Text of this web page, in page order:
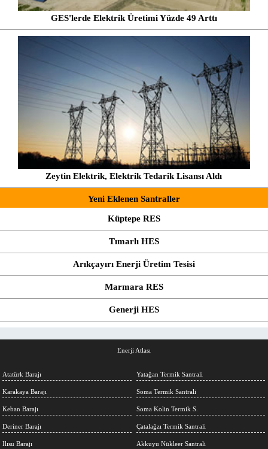
GES'lerde Elektrik Üretimi Yüzde 49 Arttı
Zeytin Elektrik, Elektrik Tedarik Lisansı Aldı
Yeni Eklenen Santraller
Küptepe RES
Tımarlı HES
Arıkçayırı Enerji Üretim Tesisi
Marmara RES
Generji HES
Enerji Atlası
Atatürk Barajı
Karakaya Barajı
Keban Barajı
Deriner Barajı
Ilısu Barajı
Yatağan Termik Santrali
Soma Termik Santrali
Soma Kolin Termik S.
Çatalağzı Termik Santrali
Akkuyu Nükleer Santrali